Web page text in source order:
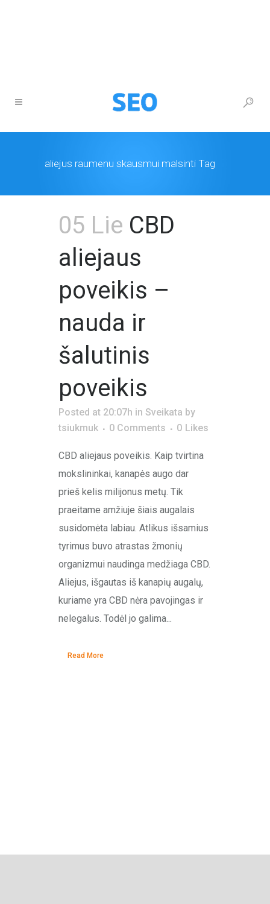
aliejus raumenu skausmui malsinti Tag
05 Lie CBD
aliejaus
poveikis –
nauda ir
šalutinis
poveikis
Posted at 20:07h in Sveikata by
tsiukmuk
0 Comments 0 Likes
CBD aliejaus poveikis. Kaip tvirtina
mokslininkai, kanapės augo dar
prieš kelis milijonus metų. Tik
praeitame amžiuje šiais augalais
susidomėta labiau. Atlikus išsamius
tyrimus buvo atrastas žmonių
organizmui naudinga medžiaga CBD.
Aliejus, išgautas iš kanapių augalų,
kuriame yra CBD nėra pavojingas ir
nelegalus. Todėl jo galima...
Read More